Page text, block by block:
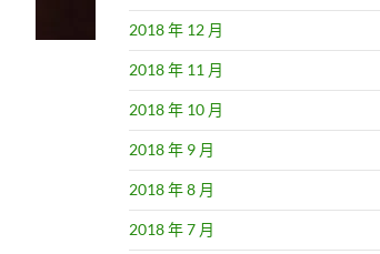
2018 年 12 月
2018 年 11 月
2018 年 10 月
2018 年 9 月
2018 年 8 月
2018 年 7 月